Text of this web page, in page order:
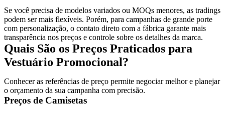
Se você precisa de modelos variados ou MOQs menores, as tradings
podem ser mais flexíveis. Porém, para campanhas de grande porte
com personalização, o contato direto com a fábrica garante mais
transparência nos preços e controle sobre os detalhes da marca.
Quais São os Preços Praticados para
Vestuário Promocional?
Conhecer as referências de preço permite negociar melhor e planejar
o orçamento da sua campanha com precisão.
Preços de Camisetas